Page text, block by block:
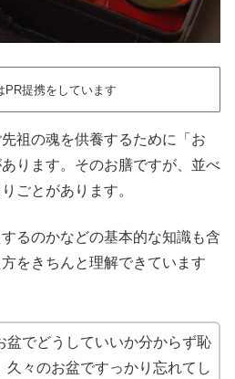
PR提携をしています
祖の魂を供養するために「お
ります。そのお膳ですが、並べ
ごとがあります。
るのかなどの基本的な知識も含
をきちんと理解できています
盆でどうしていいか分からず恥
久々のお盆ですっかり忘れてし